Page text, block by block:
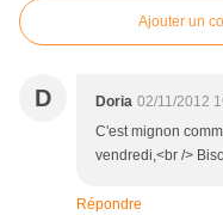
Ajouter un
D Doria 02/11/2012
C'est mignon
vendredi,<br />
Répondre